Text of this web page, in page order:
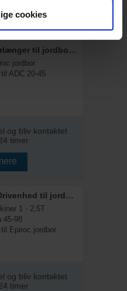
cookies
1 mtr. forlænger til jordbor 65mm RND
jordbor
ADC 20-45
og bliv kontaktet
timer
ADC20 Drivenhed til jordbor
1 - 2,5T
45-98
Epiroc jordbor
og bliv kontaktet
timer